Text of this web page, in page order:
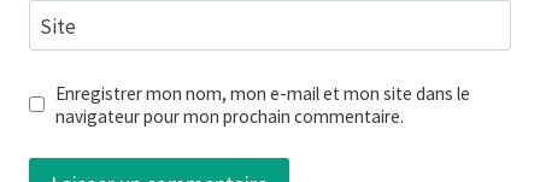
Site
Enregistrer mon nom, mon e-mail et mon site dans le
navigateur pour mon prochain commentaire.